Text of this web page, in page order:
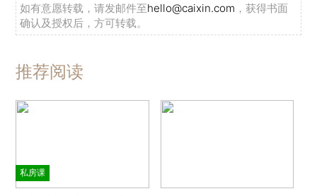
如有意愿转载，请发邮件至hello@caixin.com ，获得书面
确认及授权后，方可转载。
推荐阅读
私房课